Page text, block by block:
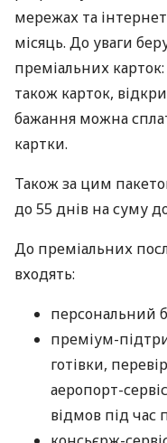
мережах та
місяць. До уваги
преміальних
також карток,
бажання можна
картки.
Також за цим
до 55 днів на суму
До преміальних
входять:
персональний
преміум-
готівки,
аеропорт-
відмов під час